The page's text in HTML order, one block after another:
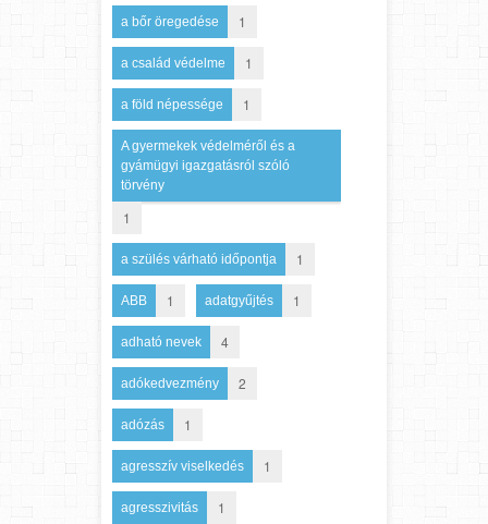
a bőr öregedése 1
a család védelme 1
a föld népessége 1
A gyermekek védelméről és a
gyámügyi igazgatásról szóló
törvény
1
a szülés várható időpontja 1
ABB 1 adatgyűjtés 1
adható nevek 4
adókedvezmény 2
adózás 1
agresszív viselkedés 1
agresszivitás 1